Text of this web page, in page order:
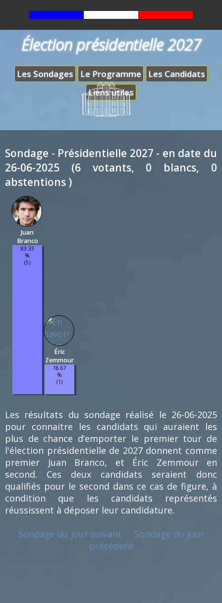
Les Sondages Le Programme
Les Candidats
Liens utiles
Élection présidentielle 2027
Sondage - Présidentielle 2027 - en date du
26-06-2025 (6 votants, 0 blancs, 0
abstentions )
Juan
Branco
83.33
%
(5)
Éric
Zemmour
16.67
%
(1)
Les résultats du sondage réalisé le 26-06-2025
pour connaitre les candidats qui auraient les
plus de chance d’emporter le premier tour de
l'élection présidentielle de 2027 donnent comme
premier Juan Branco, et Éric Zemmour en
second. Ces deux candidats seraient donc
qualifiés pour le second dans ce cas de figure, à
condition que les candidats représentés
réussissent à déposer leur candidature.
Sondage du jour suivant
Sondage du jour
précédent